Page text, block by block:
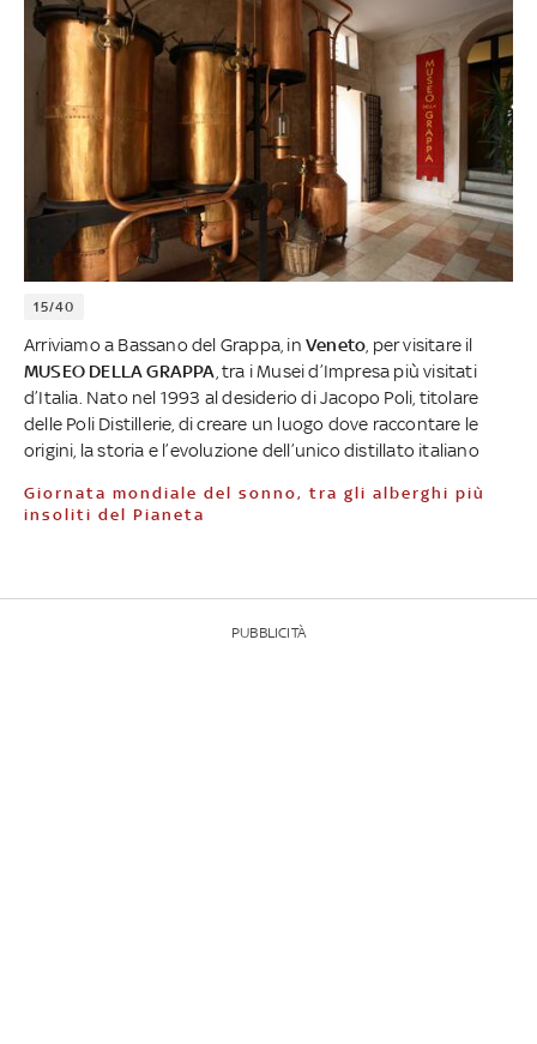
15/40
Arriviamo a Bassano del Grappa, in Veneto , per visitare il
MUSEO DELLA GRAPPA , tra i Musei d’Impresa più visitati
d’Italia. Nato nel 1993 al desiderio di Jacopo Poli, titolare
delle Poli Distillerie, di creare un luogo dove raccontare le
origini, la storia e l’evoluzione dell’unico distillato italiano
Giornata mondiale del sonno, tra gli alberghi più
insoliti del Pianeta
PUBBLICITÀ